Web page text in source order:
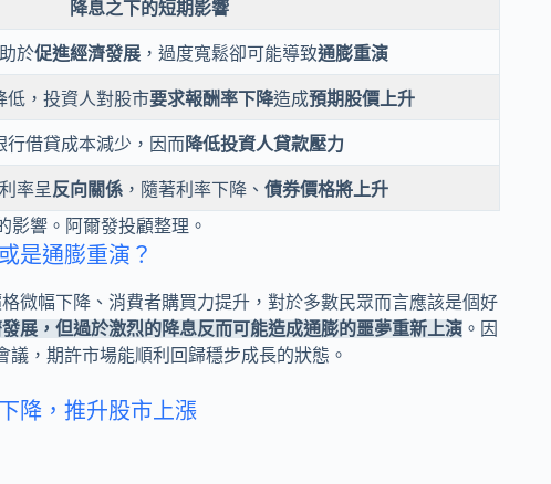
降息之下的短期影響
於促進經濟發展 ，過度寬鬆卻可能導致通膨重演
低，投資人對股市要求報酬率下降造成預期股價上升
行借貸成本減少，因而 降低投資人貸款壓力
率呈反向關係 ，隨著利率下降、 債券價格將上升
影響。阿爾發投顧整理。
是通膨重演？
微幅下降、消費者購買力提升，對於多數民眾而言應該是個好
展，但過於激烈的降息反而可能造成通膨的噩夢重新上演 。因
，期許市場能順利回歸穩步成長的狀態。
降，推升股市上漲